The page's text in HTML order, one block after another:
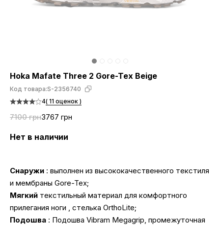
Hoka Mafate Three 2 Gore-Tex Beige
Код товара:S-2356740
4( 11 оценок )
7100 грн3767 грн
Нет в наличии
Снаружи : выполнен из высококачественного текстиля
и мембраны Gore-Tex;
Мягкий текстильный материал для комфортного
прилегания ноги , стелька OrthoLite;
Подошва : Подошва Vibram Megagrip, промежуточная